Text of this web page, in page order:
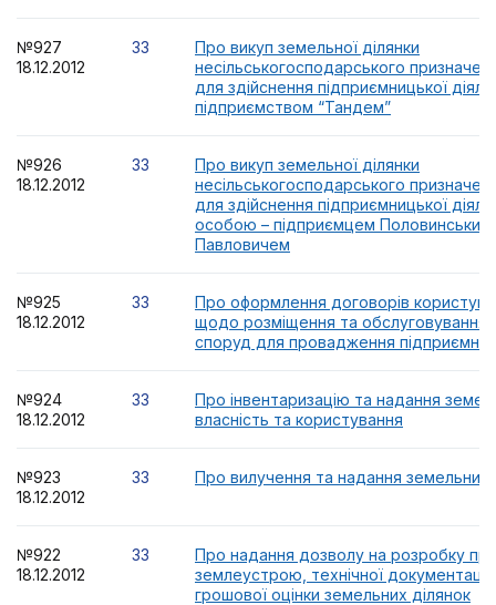
№927
18.12.2012
33
Про викуп земельної ділянки
несільськогосподарського
для здійснення підприємницької
підприємством “Тандем”
№926
18.12.2012
33
Про викуп земельної ділянки
несільськогосподарського
для здійснення підприємницької
особою – підприємцем Половинським
Павловичем
№925
18.12.2012
33
Про оформлення договорів
щодо розміщення та обслуговування
споруд для провадження
№924
18.12.2012
33
Про інвентаризацію та надання
власність та користування
№923
18.12.2012
33 Про вилучення та надання земельних
№922
18.12.2012
33
Про надання дозволу на розробку
землеустрою, технічної
грошової оцінки земельних ділянок